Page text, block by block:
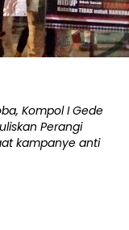
Kompol I Gede
Perangi
kampanye anti